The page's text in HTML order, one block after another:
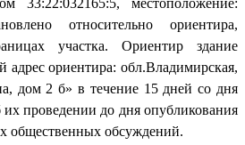
относительно ориентира,
участка. Ориентир здание
ориентира: обл.Владимирская,
дом 2 б» в течение 15 дней со дня
проведении до дня опубликования
общественных обсуждений.